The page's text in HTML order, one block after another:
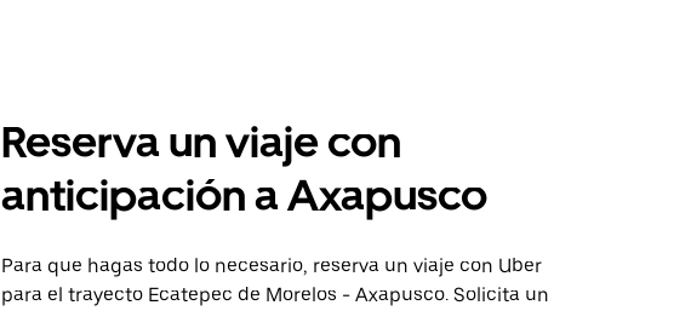
Reserva un viaje con
anticipación a Axapusco
Para que hagas todo lo necesario, reserva un viaje con Uber
para el trayecto Ecatepec de Morelos - Axapusco. Solicita un